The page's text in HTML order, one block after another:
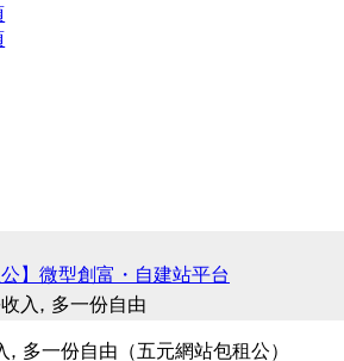
公】微型創富・自建站平台
入, 多一份自由